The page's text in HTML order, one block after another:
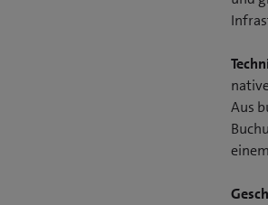
Aus